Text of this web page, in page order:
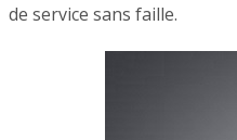
de service sans faille.